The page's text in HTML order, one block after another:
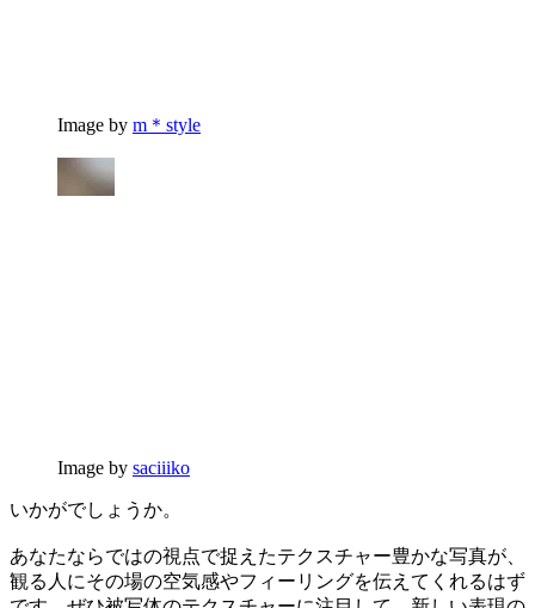
Image by m＊style
Image by saciiiko
いかがでしょうか。
あなたならではの視点で捉えたテクスチャー豊かな写真が、
観る人にその場の空気感やフィーリングを伝えてくれるはず